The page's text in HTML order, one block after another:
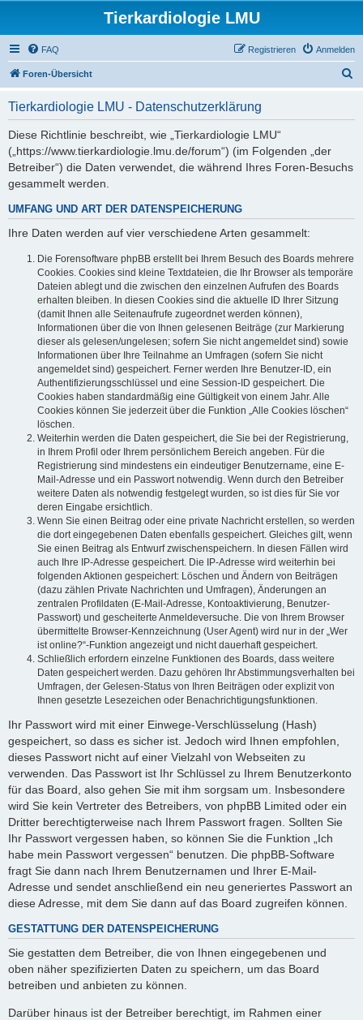
Tierkardiologie LMU
FAQ Anmelden
Registrieren
Foren-Übersicht
Tierkardiologie LMU - Datenschutzerklärung
Diese Richtlinie beschreibt, wie „Tierkardiologie LMU“
(„https://www.tierkardiologie.lmu.de/forum“) (im Folgenden „der
Betreiber“) die Daten verwendet, die während Ihres Foren-Besuchs
gesammelt werden.
UMFANG UND ART DER DATENSPEICHERUNG
Ihre Daten werden auf vier verschiedene Arten gesammelt:
Die Forensoftware phpBB erstellt bei Ihrem Besuch des Boards mehrere
Cookies. Cookies sind kleine Textdateien, die Ihr Browser als temporäre
Dateien ablegt und die zwischen den einzelnen Aufrufen des Boards
erhalten bleiben. In diesen Cookies sind die aktuelle ID Ihrer Sitzung
(damit Ihnen alle Seitenaufrufe zugeordnet werden können),
Informationen über die von Ihnen gelesenen Beiträge (zur Markierung
dieser als gelesen/ungelesen; sofern Sie nicht angemeldet sind) sowie
Informationen über Ihre Teilnahme an Umfragen (sofern Sie nicht
angemeldet sind) gespeichert. Ferner werden Ihre Benutzer-ID, ein
Authentifizierungsschlüssel und eine Session-ID gespeichert. Die
Cookies haben standardmäßig eine Gültigkeit von einem Jahr. Alle
Cookies können Sie jederzeit über die Funktion „Alle Cookies löschen“
löschen.
Weiterhin werden die Daten gespeichert, die Sie bei der Registrierung,
in Ihrem Profil oder Ihrem persönlichem Bereich angeben. Für die
Registrierung sind mindestens ein eindeutiger Benutzername, eine E-
Mail-Adresse und ein Passwort notwendig. Wenn durch den Betreiber
weitere Daten als notwendig festgelegt wurden, so ist dies für Sie vor
deren Eingabe ersichtlich.
Wenn Sie einen Beitrag oder eine private Nachricht erstellen, so werden
die dort eingegebenen Daten ebenfalls gespeichert. Gleiches gilt, wenn
Sie einen Beitrag als Entwurf zwischenspeichern. In diesen Fällen wird
auch Ihre IP-Adresse gespeichert. Die IP-Adresse wird weiterhin bei
folgenden Aktionen gespeichert: Löschen und Ändern von Beiträgen
(dazu zählen Private Nachrichten und Umfragen), Änderungen an
zentralen Profildaten (E-Mail-Adresse, Kontoaktivierung, Benutzer-
Passwort) und gescheiterte Anmeldeversuche. Die von Ihrem Browser
übermittelte Browser-Kennzeichnung (User Agent) wird nur in der „Wer
ist online?“-Funktion angezeigt und nicht dauerhaft gespeichert.
Schließlich erfordern einzelne Funktionen des Boards, dass weitere
Daten gespeichert werden. Dazu gehören Ihr Abstimmungsverhalten bei
Umfragen, der Gelesen-Status von Ihren Beiträgen oder explizit von
Ihnen gesetzte Lesezeichen oder Benachrichtigungsfunktionen.
Ihr Passwort wird mit einer Einwege-Verschlüsselung (Hash)
gespeichert, so dass es sicher ist. Jedoch wird Ihnen empfohlen,
dieses Passwort nicht auf einer Vielzahl von Webseiten zu
verwenden. Das Passwort ist Ihr Schlüssel zu Ihrem Benutzerkonto
für das Board, also gehen Sie mit ihm sorgsam um. Insbesondere
wird Sie kein Vertreter des Betreibers, von phpBB Limited oder ein
Dritter berechtigterweise nach Ihrem Passwort fragen. Sollten Sie
Ihr Passwort vergessen haben, so können Sie die Funktion „Ich
habe mein Passwort vergessen“ benutzen. Die phpBB-Software
fragt Sie dann nach Ihrem Benutzernamen und Ihrer E-Mail-
Adresse und sendet anschließend ein neu generiertes Passwort an
diese Adresse, mit dem Sie dann auf das Board zugreifen können.
GESTATTUNG DER DATENSPEICHERUNG
Sie gestatten dem Betreiber, die von Ihnen eingegebenen und
oben näher spezifizierten Daten zu speichern, um das Board
betreiben und anbieten zu können.
Darüber hinaus ist der Betreiber berechtigt, im Rahmen einer